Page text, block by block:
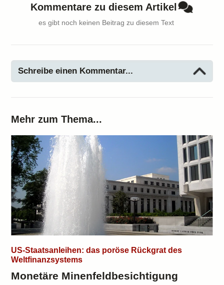
Kommentare zu diesem Artikel
es gibt noch keinen Beitrag zu diesem Text
Schreibe einen Kommentar...
Mehr zum Thema...
US-Staatsanleihen: das poröse Rückgrat des
Weltfinanzsystems
Monetäre Minenfeldbesichtigung